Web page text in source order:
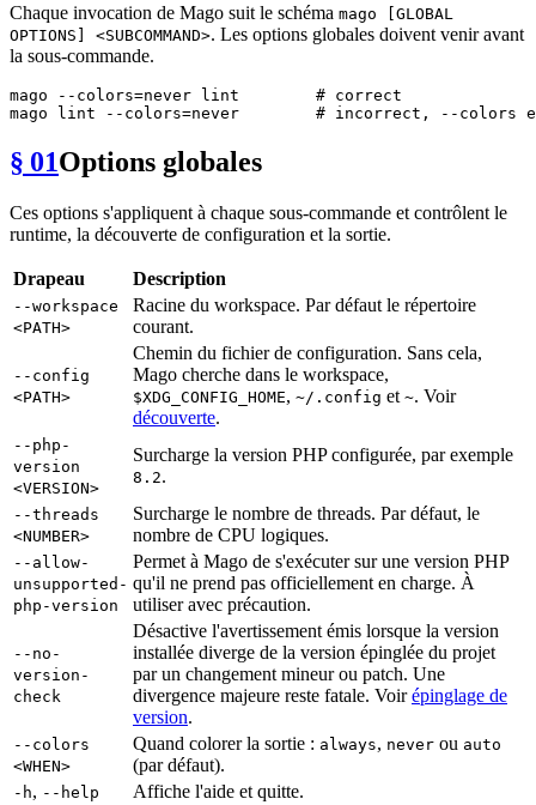
Chaque invocation de Mago suit le schéma mago [GLOBAL
OPTIONS] <SUBCOMMAND>. Les options globales doivent venir avant
la sous-commande.
mago --colors=never lint # correct
mago lint --colors=never # incorrect, --colors
§ 01Options globales
Ces options s'appliquent à chaque sous-commande et contrôlent le
runtime, la découverte de configuration et la sortie.
Drapeau Description
--workspace
<PATH>
Racine du workspace. Par défaut le répertoire
courant.
--config
<PATH>
Chemin du fichier de configuration. Sans cela,
Mago cherche dans le workspace,
$XDG_CONFIG_HOME, ~/.config et ~. Voir
découverte.
--php-
version
<VERSION>
Surcharge la version PHP configurée, par exemple
8.2.
--threads
<NUMBER>
Surcharge le nombre de threads. Par défaut, le
nombre de CPU logiques.
--allow-
unsupported-
php-version
Permet à Mago de s'exécuter sur une version PHP
qu'il ne prend pas officiellement en charge. À
utiliser avec précaution.
--no-
version-
check
Désactive l'avertissement émis lorsque la version
installée diverge de la version épinglée du projet
par un changement mineur ou patch. Une
divergence majeure reste fatale. Voirépinglage de
version.
--colors
<WHEN>
Quand colorer la sortie : always, never ou auto
(par défaut).
-h, --help Affiche l'aide et quitte.